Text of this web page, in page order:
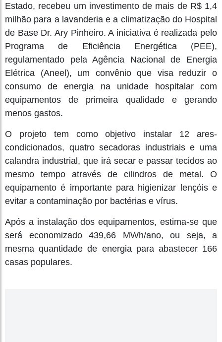
Estado, recebeu um investimento de mais de R$ 1,4
milhão para a lavanderia e a climatização do Hospital
de Base Dr. Ary Pinheiro. A iniciativa é realizada pelo
Programa de Eficiência Energética (PEE),
regulamentado pela Agência Nacional de Energia
Elétrica (Aneel), um convênio que visa reduzir o
consumo de energia na unidade hospitalar com
equipamentos de primeira qualidade e gerando
menos gastos.
O projeto tem como objetivo instalar 12 ares-
condicionados, quatro secadoras industriais e uma
calandra industrial, que irá secar e passar tecidos ao
mesmo tempo através de cilindros de metal. O
equipamento é importante para higienizar lençóis e
evitar a contaminação por bactérias e vírus.
Após a instalação dos equipamentos, estima-se que
será economizado 439,66 MWh/ano, ou seja, a
mesma quantidade de energia para abastecer 166
casas populares.